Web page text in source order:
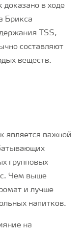
доказано в ходе
Брикса
TSS,
составляют
веществ.
является важной
групповых
Чем выше
и лучше
напитков.
на